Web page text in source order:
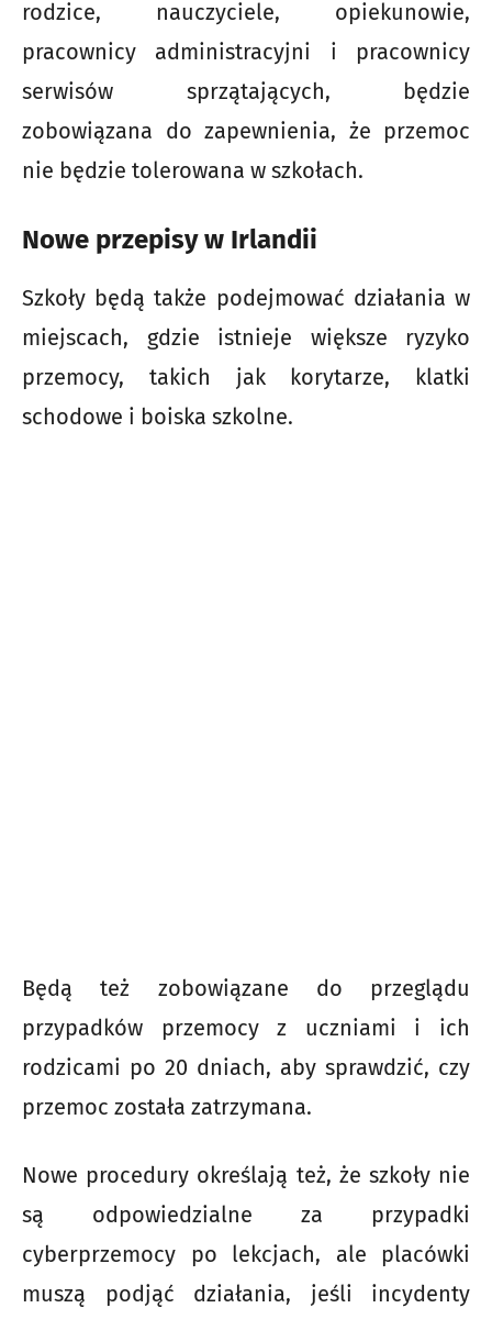
rodzice, nauczyciele, opiekunowie,
pracownicy administracyjni i pracownicy
serwisów sprzątających, będzie
zobowiązana do zapewnienia, że przemoc
nie będzie tolerowana w szkołach.
Nowe przepisy w Irlandii
Szkoły będą także podejmować działania w
miejscach, gdzie istnieje większe ryzyko
przemocy, takich jak korytarze, klatki
schodowe i boiska szkolne.
Będą też zobowiązane do przeglądu
przypadków przemocy z uczniami i ich
rodzicami po 20 dniach, aby sprawdzić, czy
przemoc została zatrzymana.
Nowe procedury określają też, że szkoły nie
są odpowiedzialne za przypadki
cyberprzemocy po lekcjach, ale placówki
muszą podjąć działania, jeśli incydenty